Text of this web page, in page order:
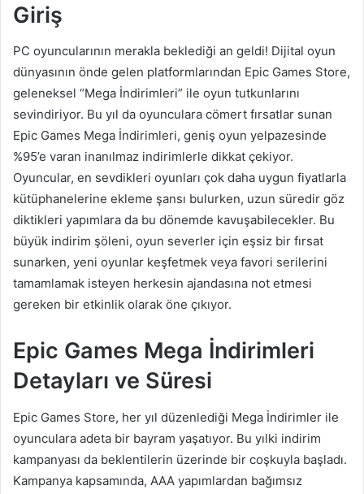
Giriş
PC oyuncularının merakla beklediği an geldi! Dijital oyun
dünyasının önde gelen platformlarından Epic Games Store,
geleneksel “Mega İndirimleri” ile oyun tutkunlarını
sevindiriyor. Bu yıl da oyunculara cömert fırsatlar sunan
Epic Games Mega İndirimleri, geniş oyun yelpazesinde
%95’e varan inanılmaz indirimlerle dikkat çekiyor.
Oyuncular, en sevdikleri oyunları çok daha uygun fiyatlarla
kütüphanelerine ekleme şansı bulurken, uzun süredir göz
diktikleri yapımlara da bu dönemde kavuşabilecekler. Bu
büyük indirim şöleni, oyun severler için eşsiz bir fırsat
sunarken, yeni oyunlar keşfetmek veya favori serilerini
tamamlamak isteyen herkesin ajandasına not etmesi
gereken bir etkinlik olarak öne çıkıyor.
Epic Games Mega İndirimleri
Detayları ve Süresi
Epic Games Store, her yıl düzenlediği Mega İndirimler ile
oyunculara adeta bir bayram yaşatıyor. Bu yılki indirim
kampanyası da beklentilerin üzerinde bir coşkuyla başladı.
Kampanya kapsamında, AAA yapımlardan bağımsız